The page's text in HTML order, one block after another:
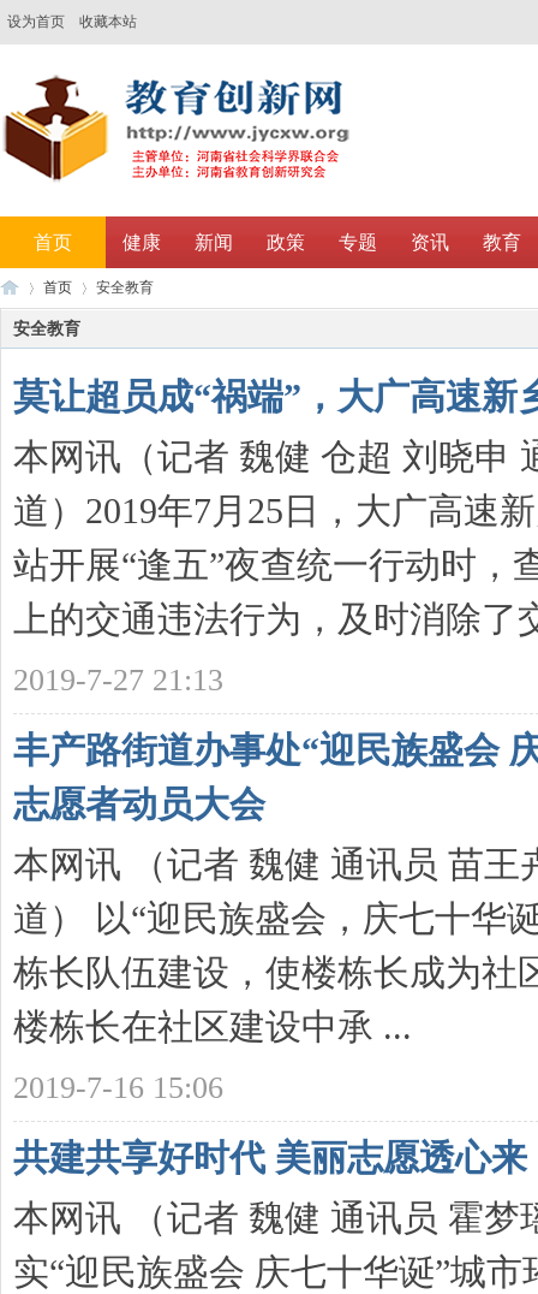
设为首页 收藏本站
首页 健康 新闻 政策 专题 资讯 教育
调研
育
创
›
首页
›
安全教育
安全教育
莫让超员成“祸端”，大广高速新
本网讯（记者 魏健 仓超 刘晓申
道）2019年7月25日，大广高速
站开展“逢五”夜查统一行动时，
上的交通违法行为，及时消除了
2019-7-27 21:13
丰产路街道办事处“迎民族盛会
志愿者动员大会
本网讯 （记者 魏健 通讯员 苗
道​） 以“迎民族盛会，庆七十华
栋长队伍建设，使楼栋长成为社
楼栋长在社区建设中承 ...
2019-7-16 15:06
共建共享好时代 美丽志愿透心来
本网讯 （记者 魏健 通讯员 霍
实“迎民族盛会 庆七十华诞”城